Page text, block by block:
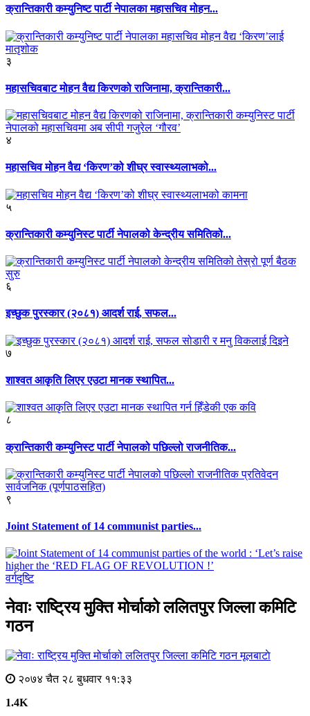
क्रान्तिकारी कम्युनिष्ट पार्टी नेपालका महासचिव मोहन...
३
महासचिवबाट मोहन वैद्य किरणको राजिनामा, क्रान्तिकारी...
४
महासचिव मोहन वैद्य ‘किरण’को शीघ्र स्वास्थ्यलाभको...
५
क्रान्तिकारी कम्युनिस्ट पार्टी नेपालको केन्द्रीय समितिको...
६
इच्छुक पुरस्कार (२०८१) आदर्श राई, सफल...
७
शाश्वत आकृति लिएर एउटा मानक स्थापित...
८
क्रान्तिकारी कम्युनिस्ट पार्टी नेपालको पछिल्लो राजनीतिक...
९
Joint Statement of 14 communist parties...
वर्गदृष्टि
नेवाः राष्ट्रिय मुक्ति मोर्चाको ललितपुर जिल्ला कमिटि
गठन
मूलबाटाे
२०७४ चैत २८ बुधवार ११:३३
1.4K